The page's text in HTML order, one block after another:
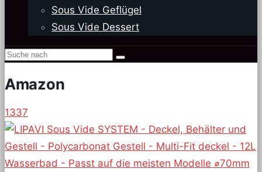
Sous Vide Geflügel
Sous Vide Dessert
Amazon
1337